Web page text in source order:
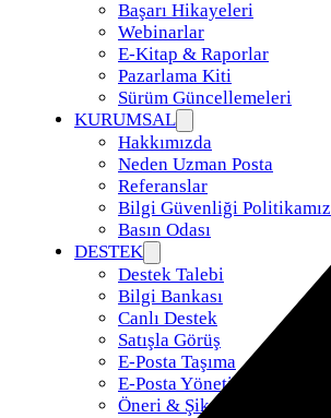
Başarı Hikayeleri
Webinarlar
E-Kitap & Raporlar
Pazarlama Kiti
Sürüm Güncellemeleri
KURUMSAL
Hakkımızda
Neden Uzman Posta
Referanslar
Bilgi Güvenliği Politikamız
Basın Odası
DESTEK
Destek Talebi
Bilgi Bankası
Canlı Destek
Satışla Görüş
E-Posta Taşıma
E-Posta Yönetimi
Öneri & Şikayet